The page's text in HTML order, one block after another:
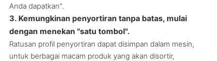
Anda dapatkan".
3. Kemungkinan penyortiran tanpa batas, mulai
dengan menekan "satu tombol".
Ratusan profil penyortiran dapat disimpan dalam mesin,
untuk berbagai macam produk yang akan disortir,